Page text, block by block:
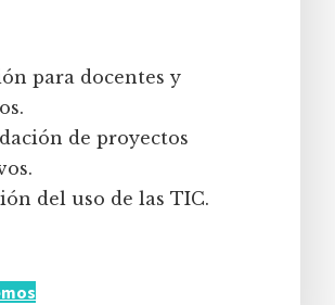
para docentes y
de proyectos
del uso de las TIC.